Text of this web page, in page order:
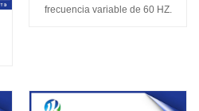
frecuencia variable de 60 HZ.